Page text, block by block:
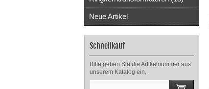
Neue Artikel
Schnellkauf
Bitte geben Sie die Artikelnummer aus
unserem Katalog ein.